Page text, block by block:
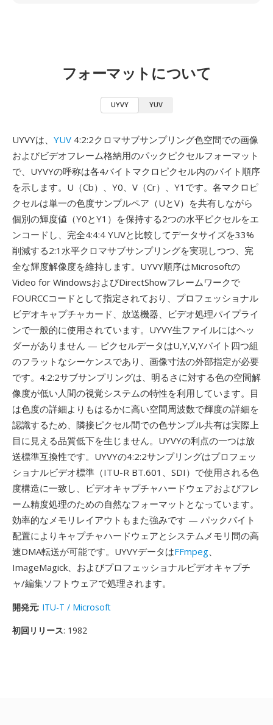
フォーマットについて
UYVY YUV
UYVYは、 YUV 4:2:2クロマサブサンプリング色空間での画像
およびビデオフレーム格納用のパックピクセルフォーマット
で、UYVYの呼称は各4バイトマクロピクセル内のバイト順序
を示します。U（Cb）、Y0、V（Cr）、Y1です。各マクロピ
クセルは単一の色度サンプルペア（UとV）を共有しながら
個別の輝度値（Y0とY1）を保持する2つの水平ピクセルをエ
ンコードし、完全4:4:4 YUVと比較してデータサイズを33%
削減する2:1水平クロマサブサンプリングを実現しつつ、完
全な輝度解像度を維持します。UYVY順序はMicrosoftの
Video for WindowsおよびDirectShowフレームワークで
FOURCCコードとして指定されており、プロフェッショナル
ビデオキャプチャカード、放送機器、ビデオ処理パイプライ
ンで一般的に使用されています。UYVY生ファイルにはヘッ
ダーがありません — ピクセルデータはU,Y,V,Yバイト四つ組
のフラットなシーケンスであり、画像寸法の外部指定が必要
です。4:2:2サブサンプリングは、明るさに対する色の空間解
像度が低い人間の視覚システムの特性を利用しています。目
は色度の詳細よりもはるかに高い空間周波数で輝度の詳細を
認識するため、隣接ピクセル間での色サンプル共有は実際上
目に見える品質低下を生じません。UYVYの利点の一つは放
送標準互換性です。UYVYの4:2:2サンプリングはプロフェッ
ショナルビデオ標準（ITU-R BT.601、SDI）で使用される色
度構造に一致し、ビデオキャプチャハードウェアおよびフレ
ーム精度処理のための自然なフォーマットとなっています。
効率的なメモリレイアウトもまた強みです — パックバイト
配置によりキャプチャハードウェアとシステムメモリ間の高
速DMA転送が可能です。UYVYデータはFFmpeg、
ImageMagick、およびプロフェッショナルビデオキャプチ
ャ/編集ソフトウェアで処理されます。
開発元: ITU-T / Microsoft
初回リリース: 1982